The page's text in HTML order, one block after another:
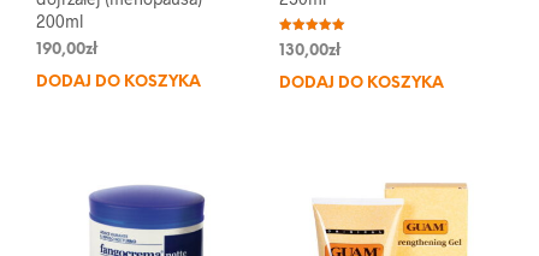
200ml
190,00zł
DODAJ DO KOSZYKA
Oceniono
5.00
130,00zł
DODAJ DO KOSZYKA